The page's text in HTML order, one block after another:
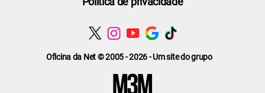
Oficina da Net © 2005 - 2026 - Um site do grupo